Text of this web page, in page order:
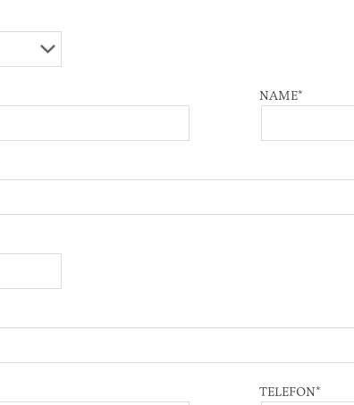
NAME*
TELEFON*